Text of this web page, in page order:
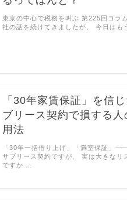
東京の中心で税務を叫ぶ 第225回コラ
社の話を続けてきましたが、 今日はも
「30年家賃保証」を信
ブリース契約で損する
用法
「30年一括借り上げ」「満室保証」
サブリース契約ですが、 実は大きなリ
ですか …